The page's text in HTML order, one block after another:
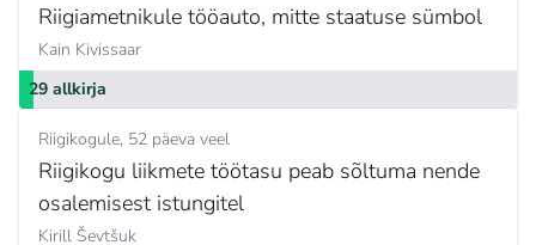
Riigiametnikule tööauto, mitte staatuse sümbol
Kain Kivissaar
29 allkirja
Riigikogule 52 päeva veel
Riigikogu liikmete töötasu peab sõltuma nende
osalemisest istungitel
Kirill Ševtšuk